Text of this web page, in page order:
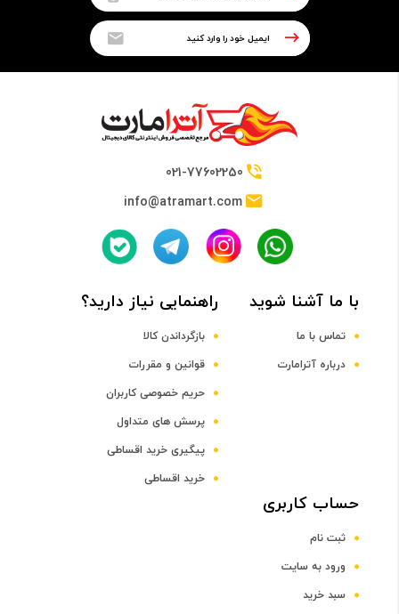
MediaTek Helio G35 (12 nm) Chipset
فرکانس پردازنده مرکزی
PowerVR GE8320 GPU
6.1 اینچ و بالاتر
صفحه نمایش رنگی
021-77602250
info@atramart.com
با ما آشنا شوید
تماس با ما
درباره آترامارت
راهنمایی نیاز دارید؟
بازگرداندن کالا
قوانین و مقررات
حریم خصوصی کاربران
پرسش های متداول
پیگیری خرید اقساطی
خرید اقساطی
حساب کاربری
ثبت نام
ورود به سایت
سبد خرید